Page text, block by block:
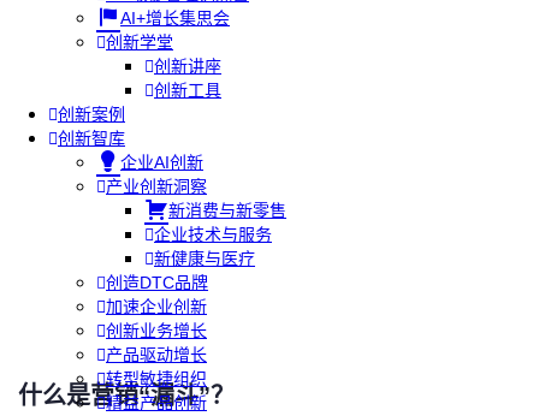
AI+增长集思会
创新学堂
创新讲座
创新工具
创新案例
创新智库
企业AI创新
产业创新洞察
新消费与新零售
企业技术与服务
新健康与医疗
创造DTC品牌
加速企业创新
创新业务增长
产品驱动增长
转型敏捷组织
精益产品创新
什么是营销“漏斗”？